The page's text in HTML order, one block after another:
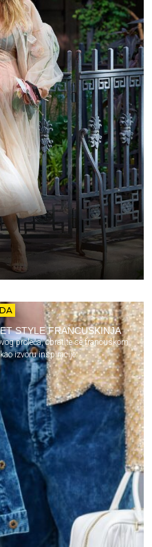
STYLE FRANCUSKINJA
proleća, obratite se francuskom
izvoru inspiracije.